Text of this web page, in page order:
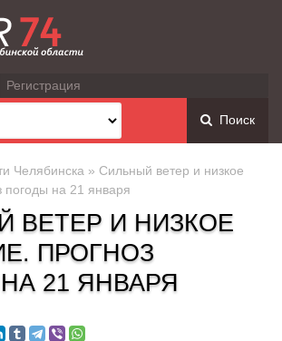
Регистрация
Поиск
Челябинска » Сильный ветер и низкое
погоды на 21 января
ВЕТЕР И НИЗКОЕ
ПРОГНОЗ
21 ЯНВАРЯ